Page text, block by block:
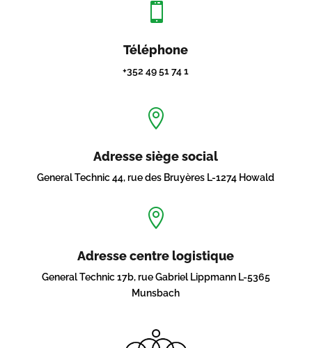

Téléphone
+352 49 51 74 1

Adresse siège social
General Technic 44, rue des Bruyères L-1274 Howald

Adresse centre logistique
General Technic 17b, rue Gabriel Lippmann L-5365
Munsbach